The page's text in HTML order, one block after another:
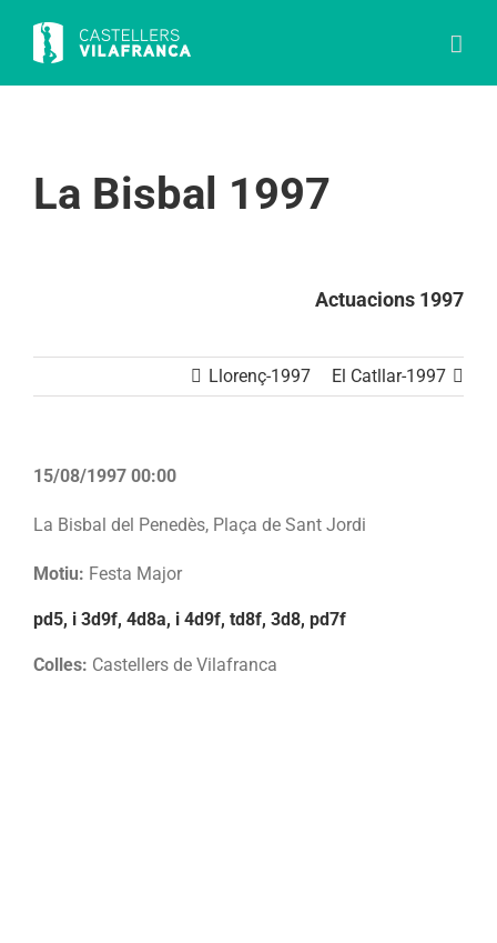
content
La Bisbal 1997
Actuacions 1997
Llorenç-1997 El Catllar-1997
15/08/1997 00:00
La Bisbal del Penedès, Plaça de Sant Jordi
Motiu: Festa Major
pd5, i 3d9f, 4d8a, i 4d9f, td8f, 3d8, pd7f
Colles: Castellers de Vilafranca